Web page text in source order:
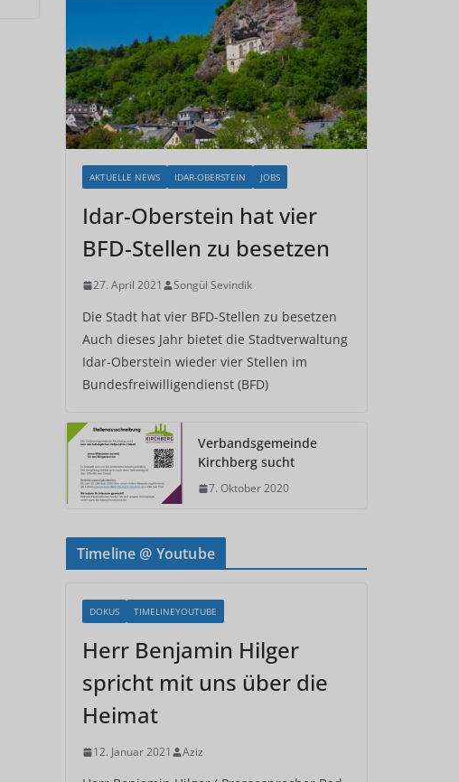
AKTUELLE NEWS IDAR-OBERSTEIN JOBS
Idar-Oberstein hat vier
BFD-Stellen zu besetzen
27. April 2021 Songül Sevindik
Die Stadt hat vier BFD-Stellen zu besetzen
Auch dieses Jahr bietet die Stadtverwaltung
Idar-Oberstein wieder vier Stellen im
Bundesfreiwilligendienst (BFD)
Verbandsgemeinde
Kirchberg sucht
7. Oktober 2020
Timeline @ Youtube
DOKUS TIMELINEYOUTUBE
Herr Benjamin Hilger
spricht mit uns über die
Heimat
12. Januar 2021 Aziz